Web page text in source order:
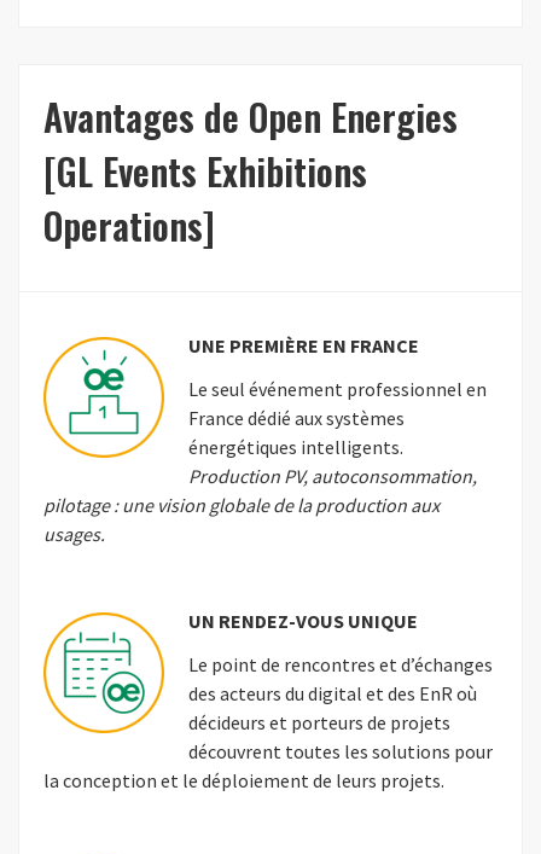
Avantages de Open Energies
[GL Events Exhibitions
Operations]
UNE PREMIÈRE EN FRANCE
Le seul événement professionnel en
France dédié aux systèmes
énergétiques intelligents.
Production PV, autoconsommation,
pilotage : une vision globale de la production aux
usages.
UN RENDEZ-VOUS UNIQUE
Le point de rencontres et d’échanges
des acteurs du digital et des EnR où
décideurs et porteurs de projets
découvrent toutes les solutions pour
la conception et le déploiement de leurs projets.